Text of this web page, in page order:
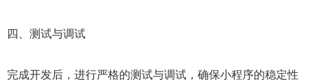
四、测试与调试
完成开发后，进行严格的测试与调试，确保小程序的稳定性